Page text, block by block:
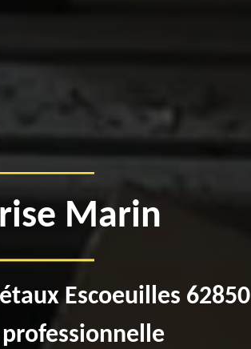
Marin
Escoeuilles 62850